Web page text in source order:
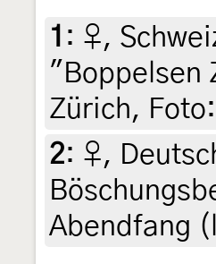
1 : ♀,
"Boppelsen
Zürich,
2: ♀,
Abendfang